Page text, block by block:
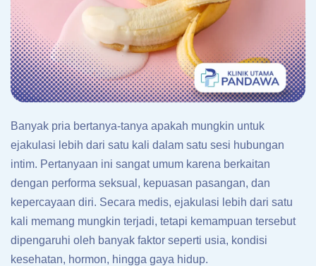
Banyak pria bertanya-tanya apakah mungkin untuk
ejakulasi lebih dari satu kali dalam satu sesi hubungan
intim. Pertanyaan ini sangat umum karena berkaitan
dengan performa seksual, kepuasan pasangan, dan
kepercayaan diri. Secara medis, ejakulasi lebih dari satu
kali memang mungkin terjadi, tetapi kemampuan tersebut
dipengaruhi oleh banyak faktor seperti usia, kondisi
kesehatan, hormon, hingga gaya hidup.